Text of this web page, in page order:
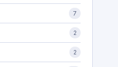
7
2
2